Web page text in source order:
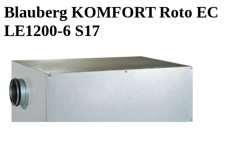
Blauberg KOMFORT Roto EC
LE1200-6 S17